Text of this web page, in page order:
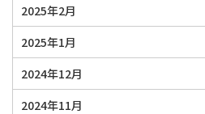
2025年2月
2025年1月
2024年12月
2024年11月